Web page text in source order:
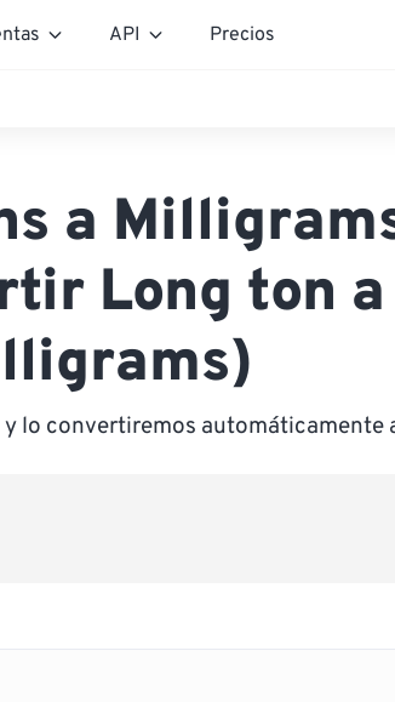
API Precios
a
Long ton a
lo convertiremos automáticamente